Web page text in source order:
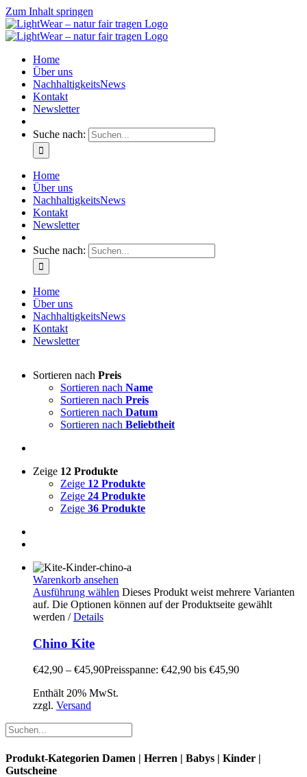
Zum Inhalt springen
Home
Über uns
NachhaltigkeitsNews
Kontakt
Newsletter
Suche nach:
Home
Über uns
NachhaltigkeitsNews
Kontakt
Newsletter
Suche nach:
Home
Über uns
NachhaltigkeitsNews
Kontakt
Newsletter
Sortieren nach Preis
Sortieren nach Name
Sortieren nach Preis
Sortieren nach Datum
Sortieren nach Beliebtheit
Zeige 12 Produkte
Zeige 12 Produkte
Zeige 24 Produkte
Zeige 36 Produkte
Warenkorb ansehen
Ausführung wählen Dieses Produkt weist mehrere Varianten
auf. Die Optionen können auf der Produktseite gewählt
werden / Details
Chino Kite
€42,90 – €45,90Preisspanne: €42,90 bis €45,90
Enthält 20% MwSt.
zzgl. Versand
Produkt-Kategorien Damen | Herren | Babys | Kinder |
Gutscheine